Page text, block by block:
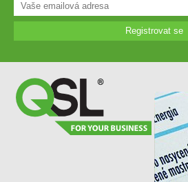
Registrovat se